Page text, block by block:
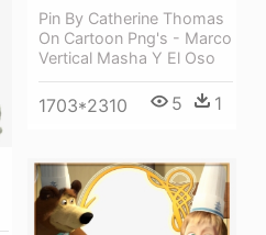
Pin By Catherine Thomas
On Cartoon Png's - Marco
Vertical Masha Y El Oso
1703*2310 5 1